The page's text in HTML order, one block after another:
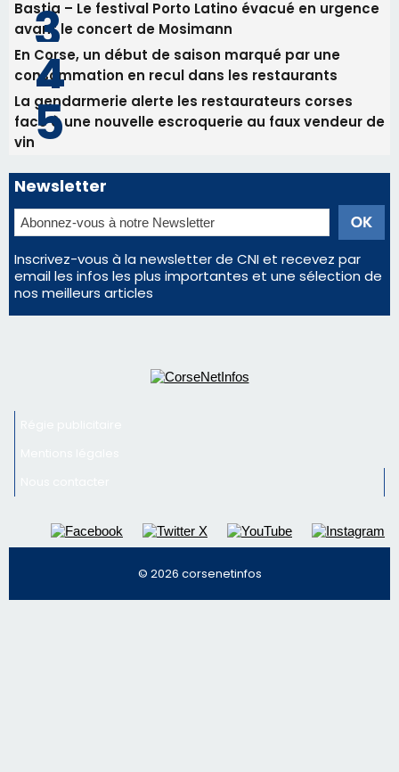
Newsletter
Inscrivez-vous à la newsletter de CNI et recevez par
email les infos les plus importantes et une sélection de
nos meilleurs articles
Régie publicitaire
Mentions légales
Nous contacter